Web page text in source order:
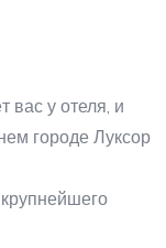
вас у отеля, и
городе Луксор